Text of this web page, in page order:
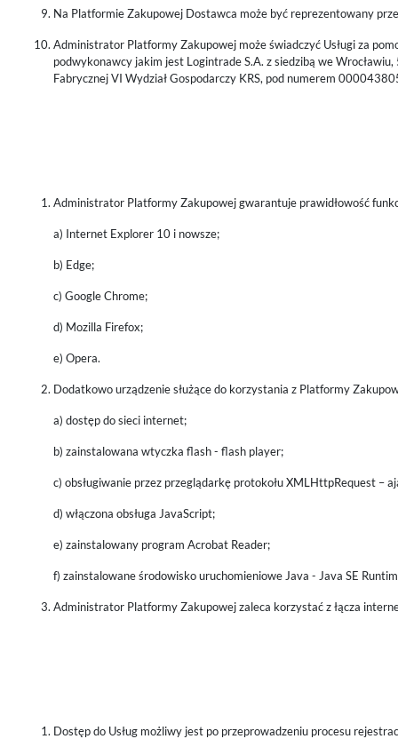
Na Platformie Zakupowej Dostawca może być reprezentowany
Administrator Platformy Zakupowej może świadczyć Usługi za
podwykonawcy jakim jest Logintrade S.A. z siedzibą we
Fabrycznej VI Wydział Gospodarczy KRS, pod numerem
Administrator Platformy Zakupowej gwarantuje prawidłowość
a) Internet Explorer 10 i nowsze;
b) Edge;
c) Google Chrome;
d) Mozilla Firefox;
e) Opera.
Dodatkowo urządzenie służące do korzystania z Platformy
a) dostęp do sieci internet;
b) zainstalowana wtyczka flash - flash player;
c) obsługiwanie przez przeglądarkę protokołu XMLHttpRequest –
d) włączona obsługa JavaScript;
e) zainstalowany program Acrobat Reader;
f) zainstalowane środowisko uruchomieniowe Java - Java SE
Administrator Platformy Zakupowej zaleca korzystać z łącza
Dostęp do Usług możliwy jest po przeprowadzeniu procesu